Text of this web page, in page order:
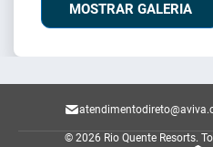
MOSTRAR GALERIA
© 2026 Rio Quente Resorts.